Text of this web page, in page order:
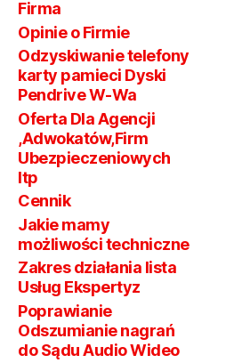
Firma
Opinie o Firmie
Odzyskiwanie telefony
karty pamieci Dyski
Pendrive W-Wa
Oferta Dla Agencji
,Adwokatów,Firm
Ubezpieczeniowych
Itp
Cennik
Jakie mamy
możliwości techniczne
Zakres działania lista
Usług Ekspertyz
Poprawianie
Odszumianie nagrań
do Sądu Audio Wideo